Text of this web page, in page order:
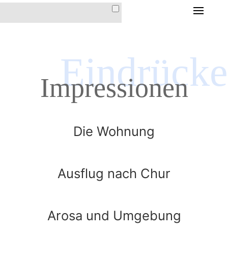
DIE FERIENWOHNUNG
IM HAUS CHRISTINA
AUSSTATTUNG &
LAGE & ANFAHRT
KONDITIONEN
IMPRESSIONEN
Eindrücke
Impressionen
Die Wohnung
Ausflug nach Chur
Arosa und Umgebung